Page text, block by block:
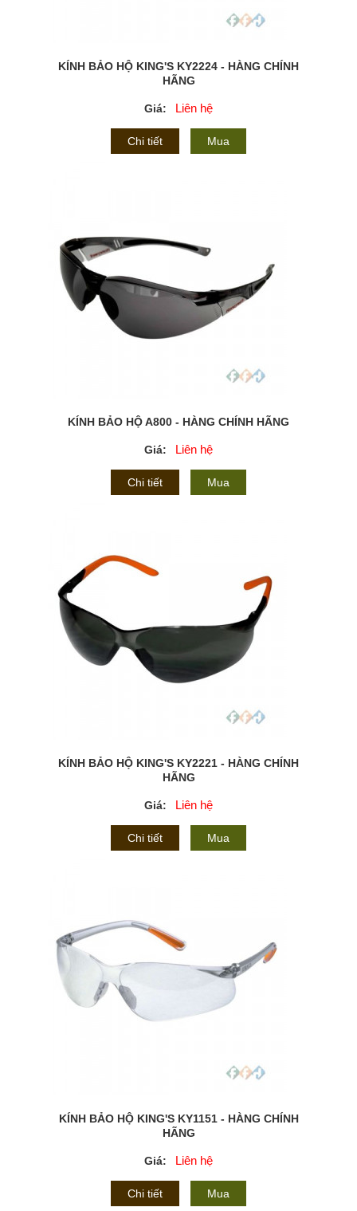
KÍNH BẢO HỘ KING'S KY2224 - HÀNG CHÍNH
HÃNG
Giá: Liên hệ
Chi tiết Mua
KÍNH BẢO HỘ A800 - HÀNG CHÍNH HÃNG
Giá: Liên hệ
Chi tiết Mua
KÍNH BẢO HỘ KING'S KY2221 - HÀNG CHÍNH
HÃNG
Giá: Liên hệ
Chi tiết Mua
KÍNH BẢO HỘ KING'S KY1151 - HÀNG CHÍNH
HÃNG
Giá: Liên hệ
Chi tiết Mua